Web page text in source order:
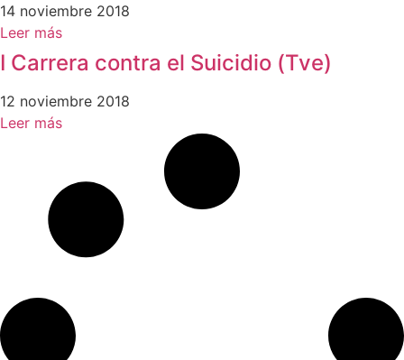
14 noviembre 2018
Leer más
I Carrera contra el Suicidio (Tve)
12 noviembre 2018
Leer más